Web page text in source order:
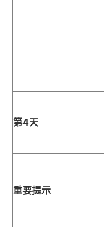
第4天
重要提示